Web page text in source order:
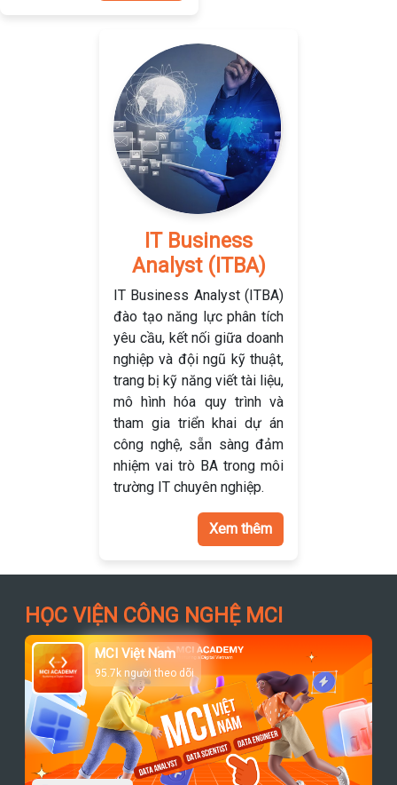
IT Business
Analyst (ITBA)
IT Business Analyst (ITBA)
đào tạo năng lực phân tích
yêu cầu, kết nối giữa doanh
nghiệp và đội ngũ kỹ thuật,
trang bị kỹ năng viết tài liệu,
mô hình hóa quy trình và
tham gia triển khai dự án
công nghệ, sẵn sàng đảm
nhiệm vai trò BA trong môi
trường IT chuyên nghiệp.
Xem thêm
HỌC VIỆN CÔNG NGHỆ MCI
MCI Việt Nam
95.7k người theo dõi